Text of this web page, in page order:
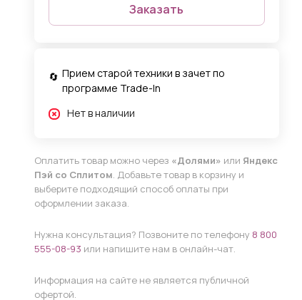
Заказать
Прием старой техники в зачет по
программе Trade-In
Нет в наличии
Оплатить товар можно через «Долями» или Яндекс
Пэй со Сплитом. Добавьте товар в корзину и
выберите подходящий способ оплаты при
оформлении заказа.
Нужна консультация? Позвоните по телефону 8 800
555-08-93 или напишите нам в онлайн-чат.
Информация на сайте не является публичной
офертой.